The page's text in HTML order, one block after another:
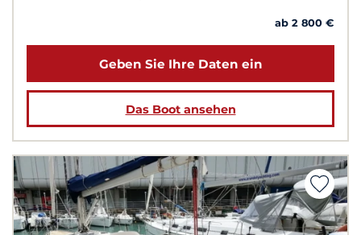
ab 2 800 €
Geben Sie Ihre Daten ein
Das Boot ansehen